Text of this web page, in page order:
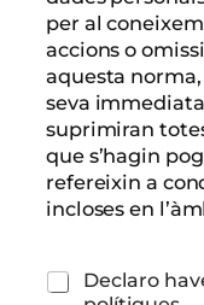
per al
accions o
aquesta
seva
suprimiran
que s’hagin
refereixin a
incloses en
eC
Declaro